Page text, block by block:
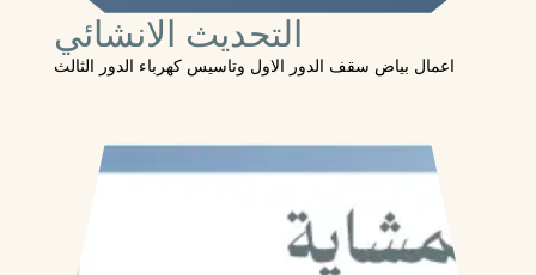
التحديث الانشائي
اعمال بياض سقف الدور الاول وتاسيس كهرباء الدور الثالث